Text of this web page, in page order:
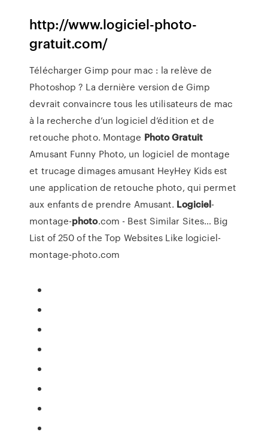
http://www.logiciel-photo-
gratuit.com/
Télécharger Gimp pour mac : la relève de
Photoshop ? La dernière version de Gimp
devrait convaincre tous les utilisateurs de mac
à la recherche d’un logiciel d’édition et de
retouche photo. Montage PhotoGratuit
Amusant Funny Photo, un logiciel de montage
et trucage dimages amusant HeyHey Kids est
une application de retouche photo, qui permet
aux enfants de prendre Amusant. Logiciel-
montage-photo.com - Best Similar Sites… Big
List of 250 of the Top Websites Like logiciel-
montage-photo.com